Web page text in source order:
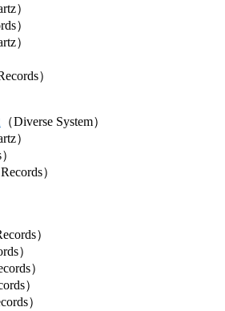
）
）
）
）
（Diverse System）
）
）
）
）
）
）
）